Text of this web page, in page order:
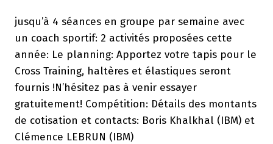
jusqu’à 4 séances en groupe par semaine avec
un coach sportif: 2 activités proposées cette
année: Le planning: Apportez votre tapis pour le
Cross Training, haltères et élastiques seront
fournis !N’hésitez pas à venir essayer
gratuitement! Compétition: Détails des montants
de cotisation et contacts: Boris Khalkhal (IBM) et
Clémence LEBRUN (IBM)